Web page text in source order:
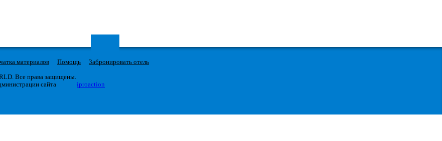
материалов Помощь
Забронировать отель
Все права защищены.
сайта
iproaction